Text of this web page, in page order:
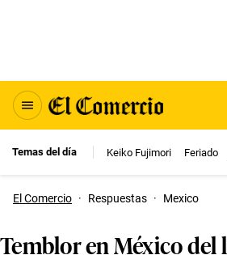
Temas del día Keiko Fujimori Feriado
El Comercio · Respuestas · Mexico
Temblor en México del